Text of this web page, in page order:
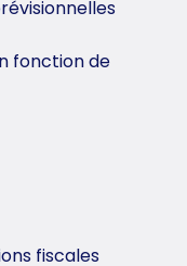
fonction de
fiscales